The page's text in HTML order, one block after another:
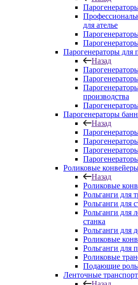
для ателье
Парогенераторы для
Назад
производства
Парогенераторы
Назад
Роликовые
Назад
Роликовые
Рольганги для
Рольганги для
Рольганги для
станка
Рольганги для
Роликовые
Рольганги для
Роликовые
Подающие
Ленточные